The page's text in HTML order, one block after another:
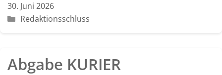
30. Juni 2026
Kategorien
Redaktionsschluss
Abgabe KURIER